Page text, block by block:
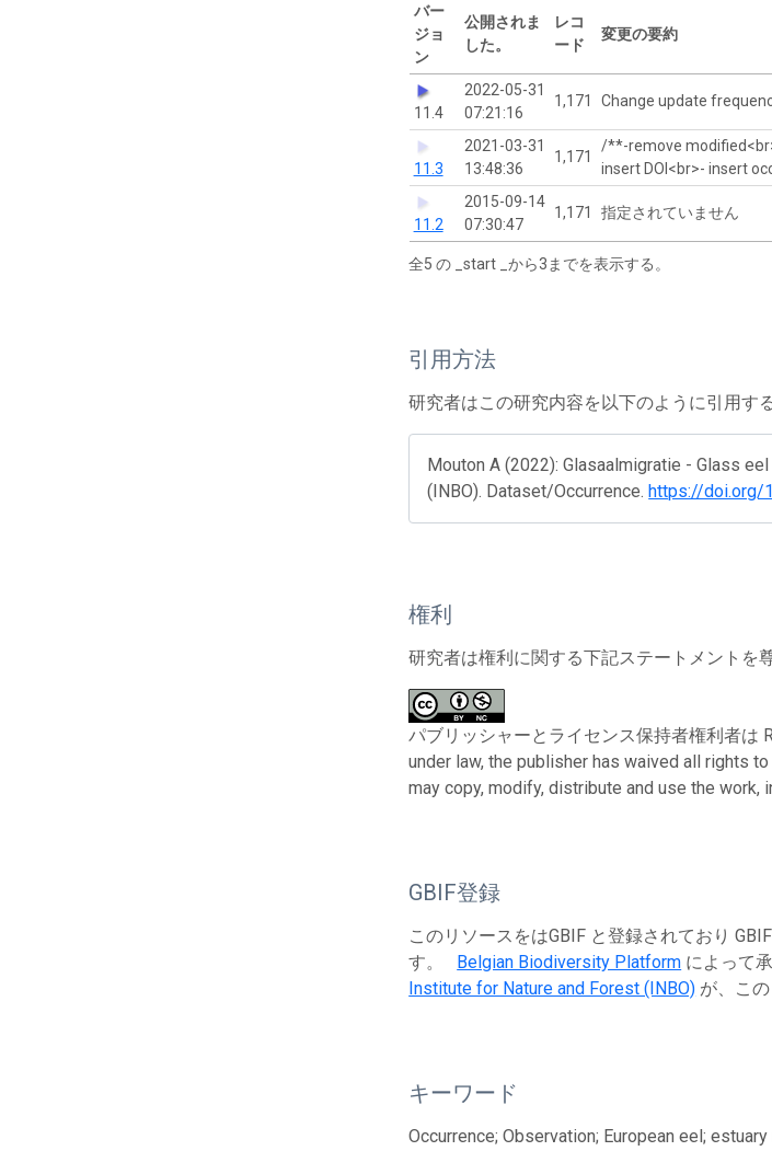
バー
ジョ
ン
公開されま
した。
レコ
ード
変更の要約
11.4
2022-05-31
07:21:16
1,171 Change update
11.3
2021-03-31
13:48:36
1,171
/**-remove
insert DOI<br>- insert
11.2
2015-09-14
07:30:47
1,171 指定されていません
全5 の _start _から3までを表示する。
引用方法
研究者はこの研究内容を以下のように引用す
Mouton A (2022): Glasaalmigratie - Glass
(INBO). Dataset/Occurrence. https://doi.org/
権利
研究者は権利に関する下記ステートメントを
パブリッシャーとライセンス保持者権利者は
under law, the publisher has waived all rights
may copy, modify, distribute and use the
GBIF登録
このリソースをはGBIF と登録されており
す。
Belgian Biodiversity Platform によって
Institute for Nature and Forest (INBO) が、こ
キーワード
Occurrence; Observation; European eel;